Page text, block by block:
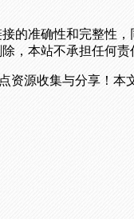
的准确性和完整性
，本站不承担任何责
资源收集与分享！ 本